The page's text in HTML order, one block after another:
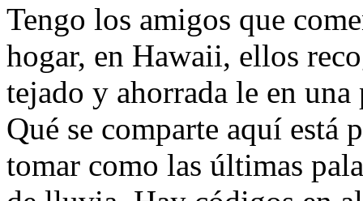
Tengo los amigos que
hogar, en Hawaii, ellos
tejado y ahorrada le en
Qué se comparte aquí está
tomar como las últimas